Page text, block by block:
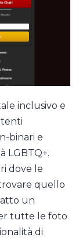
inclusivo e
binari e
LGBTQ+.
dove le
quello
atto un
tutte le foto
di